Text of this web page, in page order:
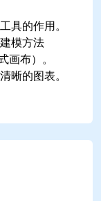
具的作用。
模方法
画布）。
晰的图表。
有效性。